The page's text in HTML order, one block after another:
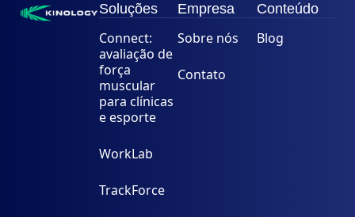
Soluções
Connect:
avaliação de
força
muscular
para clínicas
e esporte
WorkLab
TrackForce
Empresa
Sobre nós
Contato
Conteúdo
Blog